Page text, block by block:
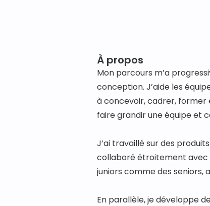
À propos
Mon parcours m’a
conception. J’aide les
à concevoir, cadrer, former
faire grandir une équipe et
J’ai travaillé sur des
collaboré étroitement avec
juniors comme des seniors,
En parallèle, je développe